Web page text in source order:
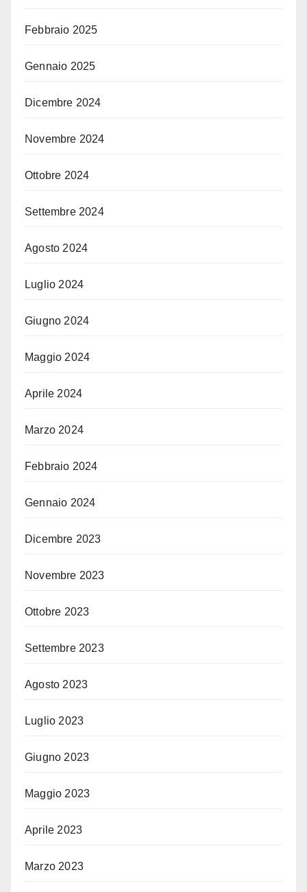
Febbraio 2025
Gennaio 2025
Dicembre 2024
Novembre 2024
Ottobre 2024
Settembre 2024
Agosto 2024
Luglio 2024
Giugno 2024
Maggio 2024
Aprile 2024
Marzo 2024
Febbraio 2024
Gennaio 2024
Dicembre 2023
Novembre 2023
Ottobre 2023
Settembre 2023
Agosto 2023
Luglio 2023
Giugno 2023
Maggio 2023
Aprile 2023
Marzo 2023